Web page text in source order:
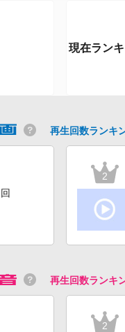
再生回数ランキ
回
2
再生回数ランキ
2